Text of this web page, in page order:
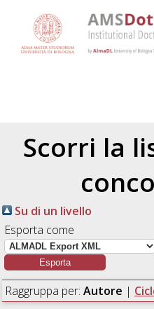
Scorri la
Su di un livello
Esporta come
Raggruppa per: Autore |